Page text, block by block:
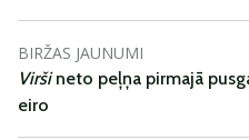
BIRŽAS JAUNUMI
Viršineto peļņa pirmajā
eiro